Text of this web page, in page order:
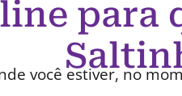
para
você estiver, no